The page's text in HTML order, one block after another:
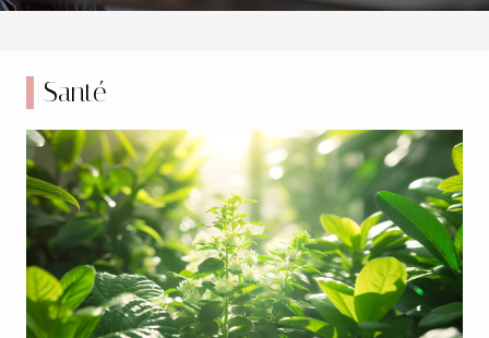
Santé